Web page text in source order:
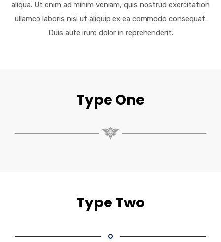
aliqua. Ut enim ad minim veniam, quis nostrud exercitation
ullamco laboris nisi ut aliquip ex ea commodo consequat.
Duis aute irure dolor in reprehenderit.
Type One
Type Two